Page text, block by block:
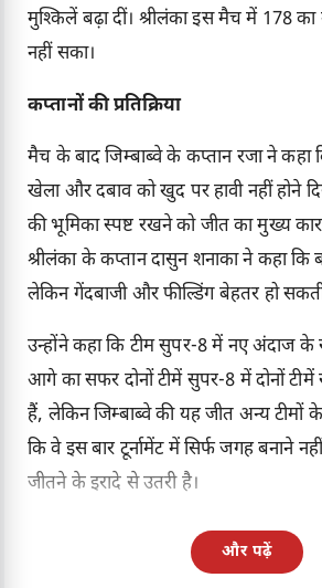
मुश्किलें बढ़ा दीं। श्रीलंका इस मैच में 178
नहीं सका।
कप्तानों की प्रतिक्रिया
मैच के बाद जिम्बाब्वे के कप्तान रजा ने कहा
खेला और दबाव को खुद पर हावी नहीं होने
की भूमिका स्पष्ट रखने को जीत का मुख्य
श्रीलंका के कप्तान दासुन शनाका ने कहा कि
लेकिन गेंदबाजी और फील्डिंग बेहतर हो
उन्होंने कहा कि टीम सुपर-8 में नए अंदाज के
आगे का सफर दोनों टीमें सुपर-8 में दोनों
हैं, लेकिन जिम्बाब्वे की यह जीत अन्य टीमों
कि वे इस बार टूर्नामेंट में सिर्फ जगह बनाने
जीतने के इरादे से उतरी है।
और पढ़ें